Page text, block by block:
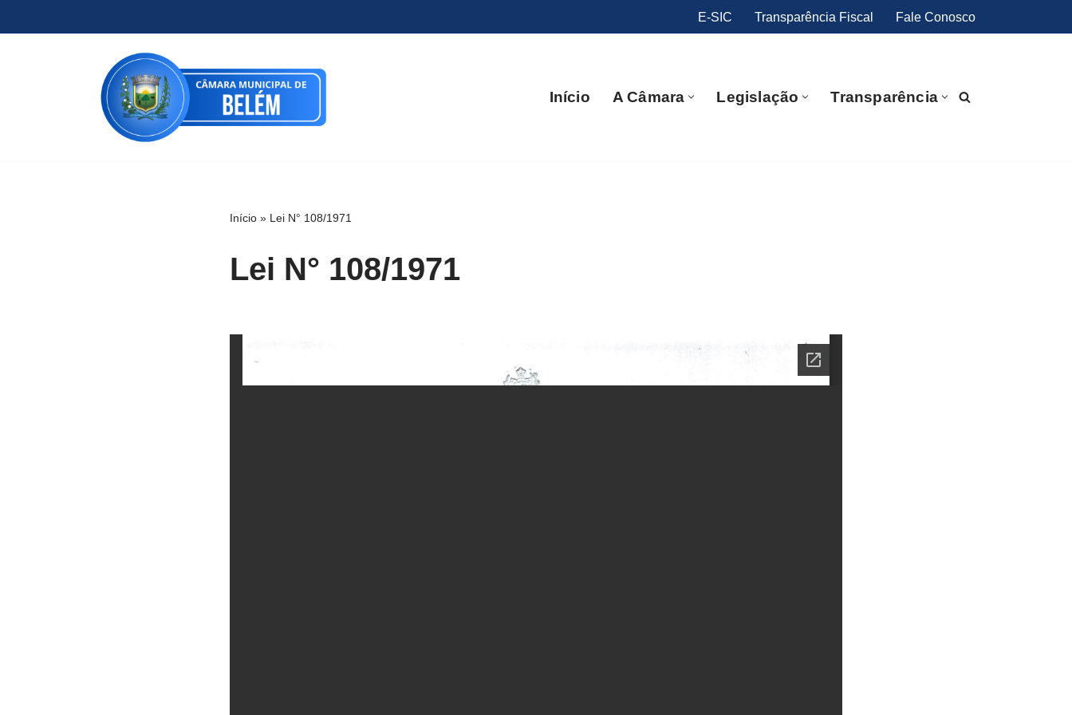
E-SIC Transparência Fiscal Fale Conosco
Início A Câmara Legislação Transparência
Início » Lei N° 108/1971
Lei N° 108/1971